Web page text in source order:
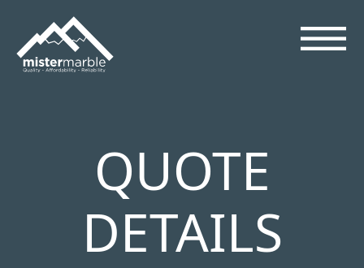
QUOTE
DETAILS